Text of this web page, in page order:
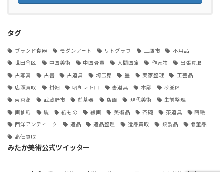
タグ
ブランド食器 モダンアート リトグラフ 三鷹市 不用品
世田谷区 中国美術 中国骨董 人間国宝 作家物 出張買取
古写真 古書 古道具 埼玉県 墨 実家整理 工芸品
店頭買取 掛軸 昭和レトロ 書道具 木彫 杉並区
東京都 武蔵野市 煎茶器 版画 現代美術 生前整理
画仙紙 硯 紙もの 絵画 美術品 茶碗 茶道具 蒔絵
西洋アンティーク 遺品 遺品整理 遺品買取 銀製品 骨董品
高価買取
みたか美術公式ツイッター